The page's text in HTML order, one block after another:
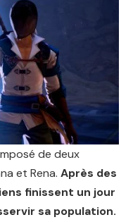
de deux
et Rena. Après des
finissent un jour
sa population.